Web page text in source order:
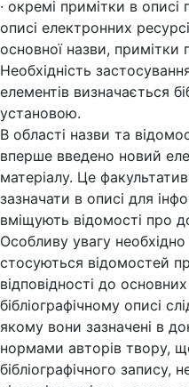
· окремі примітки в
описі електронних
основної назви, примітки
Необхідність
елементів визначається
установою.
В області назви та
вперше введено новий
матеріалу. Це
зазначати в описі для
вміщують відомості про
Особливу увагу
стосуються відомостей
відповідності до
бібліографічному описі
якому вони зазначені в
нормами авторів твору,
бібліографічного запису,